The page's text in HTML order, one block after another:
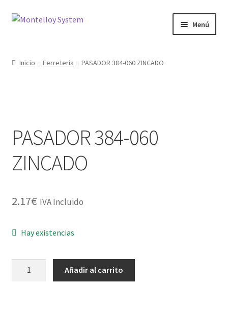
Ir
Ir
Menú
Maquinaria
Protección Laboral
Inicio Ferreteria PASADOR 384-060 ZINCADO
PASADOR 384-060
ZINCADO
2.17€ IVA Incluido
Hay existencias
Añadir al carrito